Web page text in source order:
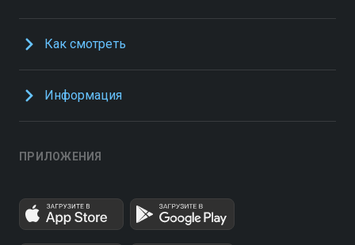
Как смотреть
Информация
ПРИЛОЖЕНИЯ